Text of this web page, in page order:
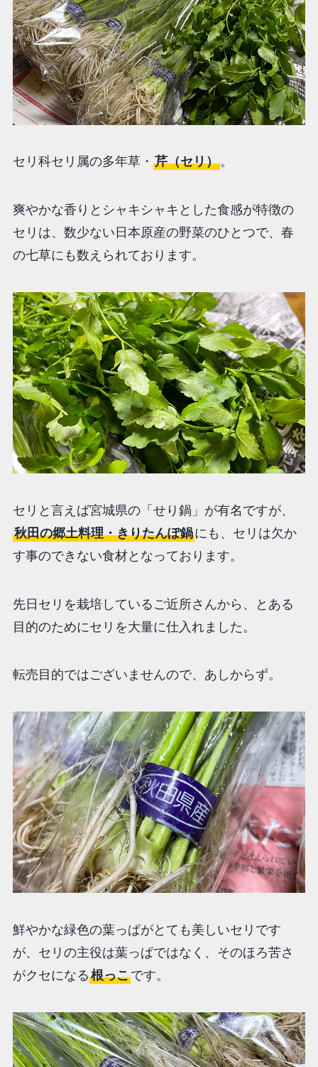
セリ科セリ属の多年草・ 芹（セリ）。
爽やかな香りとシャキシャキとした食感が特徴の
セリは、数少ない日本原産の野菜のひとつで、春
の七草にも数えられております。
セリと言えば宮城県の「せり鍋」が有名ですが、
秋田の郷土料理・きりたんぽ鍋にも、セリは欠か
す事のできない食材となっております。
先日セリを栽培しているご近所さんから、とある
目的のためにセリを大量に仕入れました。
転売目的ではございませんので、あしからず。
鮮やかな緑色の葉っぱがとても美しいセリです
が、セリの主役は葉っぱではなく、そのほろ苦さ
がクセになる根っこです。